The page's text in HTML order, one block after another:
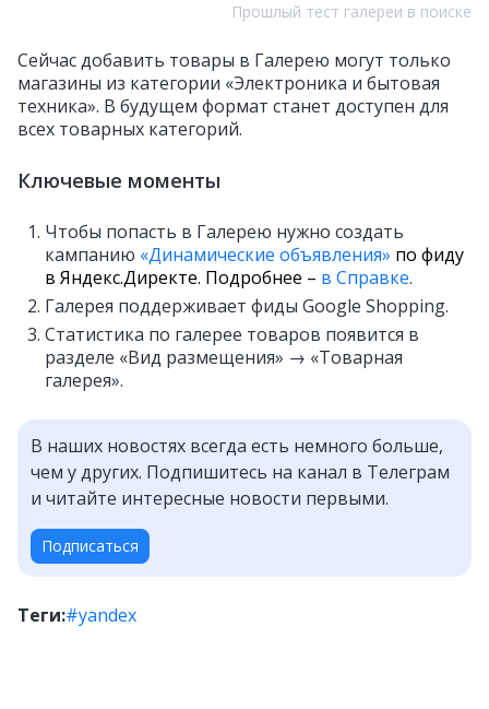
Прошлый тест галереи в поиске
Сейчас добавить товары в Галерею могут только
магазины из категории «Электроника и бытовая
техника». В будущем формат станет доступен для
всех товарных категорий.
Ключевые моменты
Чтобы попасть в Галерею нужно создать
кампанию «Динамические объявления» по фиду
в Яндекс.Директе. Подробнее – в Справке.
Галерея поддерживает фиды Google Shopping.
Статистика по галерее товаров появится в
разделе «Вид размещения» → «Товарная
галерея».
В наших новостях всегда есть немного больше,
чем у других. Подпишитесь на канал в Телеграм
и читайте интересные новости первыми.
Подписаться
Теги:#yandex